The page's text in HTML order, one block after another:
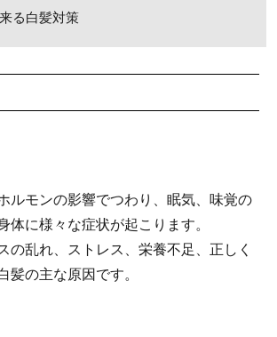
る白髪対策
ルモンの影響でつわり、眠気、味覚の
体に様々な症状が起こります。
の乱れ、ストレス、栄養不足、正しく
髪の主な原因です。